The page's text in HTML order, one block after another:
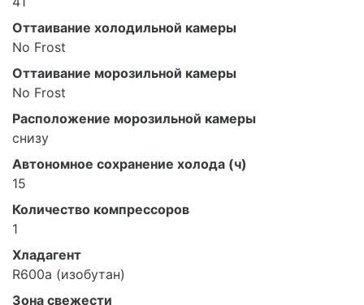
Оттаивание холодильной камеры
No Frost
Оттаивание морозильной камеры
No Frost
Расположение морозильной камеры
снизу
Автономное сохранение холода (ч)
15
Количество компрессоров
1
Хладагент
R600a (изобутан)
Зона свежести